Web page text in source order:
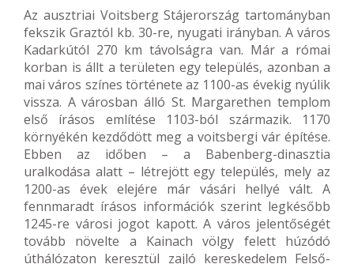
Az ausztriai Voitsberg Stájerország tartományban
fekszik Graztól kb. 30-re, nyugati irányban. A város
Kadarkútól 270 km távolságra van. Már a római
korban is állt a területen egy település, azonban a
mai város színes története az 1100-as évekig nyúlik
vissza. A városban álló St. Margarethen templom
első írásos említése 1103-ból származik. 1170
környékén kezdődött meg a voitsbergi vár építése.
Ebben az időben – a Babenberg-dinasztia
uralkodása alatt – létrejött egy település, mely az
1200-as évek elejére már vásári hellyé vált. A
fennmaradt írásos információk szerint legkésőbb
1245-re városi jogot kapott. A város jelentőségét
tovább növelte a Kainach völgy felett húzódó
úthálózaton keresztül zajló kereskedelem Felső-